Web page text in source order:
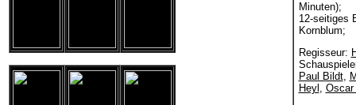
Minuten);
12-seitiges
Kornblum;
Regisseur:
Paul Bildt,
Heyl , Oscar